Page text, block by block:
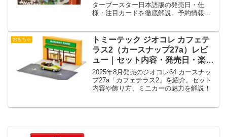
ターブースター日本語版の発売日・仕
様・注目カードを徹底解説。予約情報も
おもちゃ
トミーテック ジオコレ カフェテ
ラス2（カースナップ27a）レビ
ュー｜セット内容・発売日・楽し
み方まとめ
2025年8月発売のジオコレ64 カースナッ
プ27a「カフェテラス2」を紹介。セット
内容や飾り方、ミニカーの魅力を解説！